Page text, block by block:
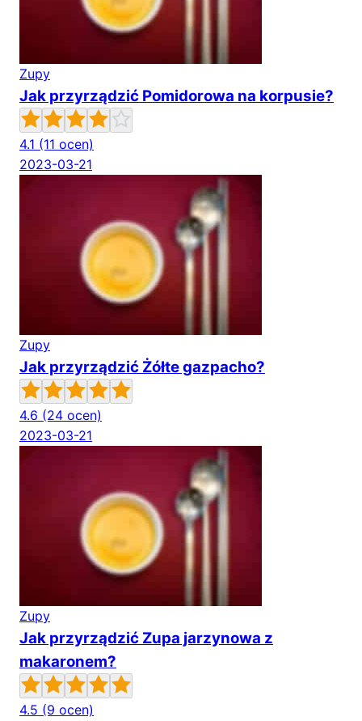
Zupy
Jak przyrządzić Pomidorowa na korpusie?
4.1 (11 ocen)
2023-03-21
Zupy
Jak przyrządzić Żółte gazpacho?
4.6 (24 ocen)
2023-03-21
Zupy
Jak przyrządzić Zupa jarzynowa z
makaronem?
4.5 (9 ocen)